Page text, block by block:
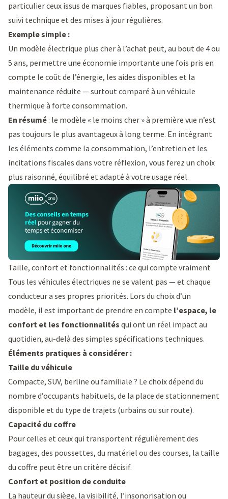
particulier ceux issus de marques fiables, proposant un bon
suivi technique et des mises à jour régulières.
Exemple simple :
Un modèle électrique plus cher à l’achat peut, au bout de 4 ou
5 ans, permettre une économie importante une fois pris en
compte le coût de l’énergie, les aides disponibles et la
maintenance réduite — surtout comparé à un véhicule
thermique à forte consommation.
En résumé: le modèle « le moins cher » à première vue n’est
pas toujours le plus avantageux à long terme. En intégrant
les éléments comme la consommation, l’entretien et les
incitations fiscales dans votre réflexion, vous ferez un choix
plus raisonné, équilibré et adapté à votre usage réel.
Taille, confort et fonctionnalités : ce qui compte vraiment
Tous les véhicules électriques ne se valent pas — et chaque
conducteur a ses propres priorités. Lors du choix d’un
modèle, il est important de prendre en compte l’espace, le
confort et les fonctionnalités qui ont un réel impact au
quotidien, au-delà des simples spécifications techniques.
Éléments pratiques à considérer :
Taille du véhicule
Compacte, SUV, berline ou familiale ? Le choix dépend du
nombre d’occupants habituels, de la place de stationnement
disponible et du type de trajets (urbains ou sur route).
Capacité du coffre
Pour celles et ceux qui transportent régulièrement des
bagages, des poussettes, du matériel ou des courses, la taille
du coffre peut être un critère décisif.
Confort et position de conduite
La hauteur du siège, la visibilité, l’insonorisation ou